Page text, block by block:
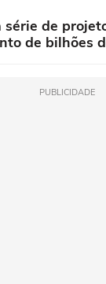
série de
de bilhões
PUBLICIDADE